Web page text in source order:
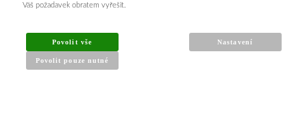
Váš požadavek obratem vyřešit.
Povolit vše
Povolit pouze nutné
Nastavení